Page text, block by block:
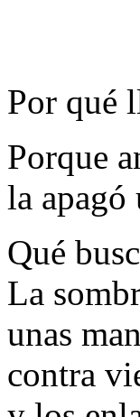
Por qué
Porque
la apagó
Qué
La
unas
contra